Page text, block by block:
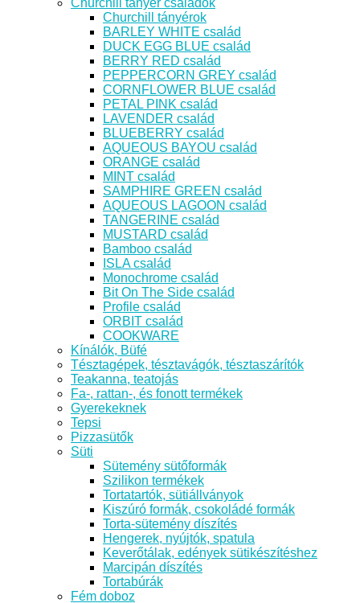
Churchill tányérok
BARLEY WHITE család
DUCK EGG BLUE család
BERRY RED család
PEPPERCORN GREY család
CORNFLOWER BLUE család
PETAL PINK család
LAVENDER család
BLUEBERRY család
AQUEOUS BAYOU család
ORANGE család
MINT család
SAMPHIRE GREEN család
AQUEOUS LAGOON család
TANGERINE család
MUSTARD család
Bamboo család
ISLA család
Monochrome család
Bit On The Side család
Profile család
ORBIT család
COOKWARE
Kínálók, Büfé
Tésztagépek, tésztavágók, tésztaszárítók
Teakanna, teatojás
Fa-, rattan-, és fonott termékek
Gyerekeknek
Tepsi
Pizzasütők
Süti
Sütemény sütőformák
Szilikon termékek
Tortatartók, sütiállványok
Kiszúró formák, csokoládé formák
Torta-sütemény díszítés
Hengerek, nyújtók, spatula
Keverőtálak, edények sütikészítéshez
Marcipán díszítés
Tortabúrák
Fém doboz